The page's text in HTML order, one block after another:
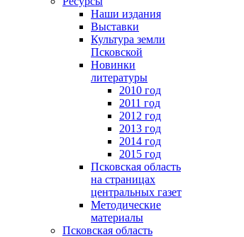
Наши издания
Выставки
Культура земли
Псковской
Новинки
литературы
2010 год
2011 год
2012 год
2013 год
2014 год
2015 год
Псковская область
на страницах
центральных газет
Методические
материалы
Псковская область